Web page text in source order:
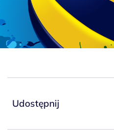
Udostępnij